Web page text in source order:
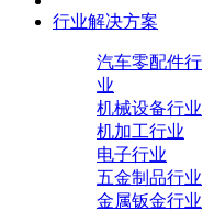
行业解决方案
汽车零配件行
业
机械设备行业
机加工行业
电子行业
五金制品行业
金属钣金行业